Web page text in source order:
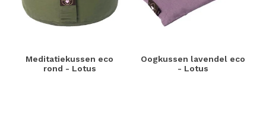
Meditatiekussen eco
rond - Lotus
Oogkussen lavendel eco
- Lotus